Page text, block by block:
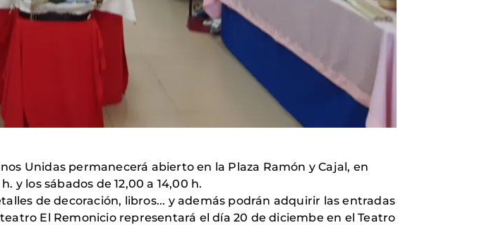
Unidas permanecerá abierto en la Plaza Ramón y Cajal, en
y los sábados de 12,00 a 14,00 h.
de decoración, libros... y además podrán adquirir las entradas
El Remonicio representará el día 20 de diciembe en el Teatro